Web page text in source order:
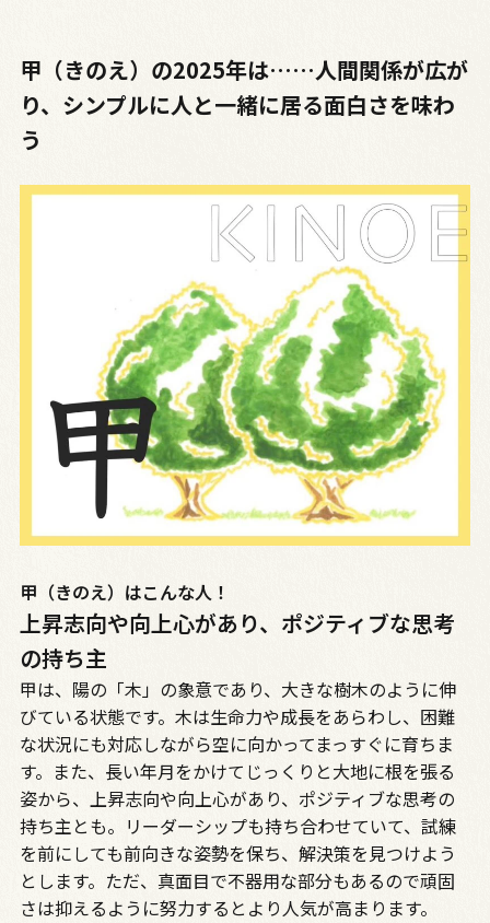
甲（きのえ）の2025年は……人間関係が広が
り、シンプルに人と一緒に居る面白さを味わ
う
甲（きのえ）はこんな人！
上昇志向や向上心があり、ポジティブな思考
の持ち主
甲は、陽の「木」の象意であり、大きな樹木のように伸
びている状態です。木は生命力や成長をあらわし、困難
な状況にも対応しながら空に向かってまっすぐに育ちま
す。また、長い年月をかけてじっくりと大地に根を張る
姿から、上昇志向や向上心があり、ポジティブな思考の
持ち主とも。リーダーシップも持ち合わせていて、試練
を前にしても前向きな姿勢を保ち、解決策を見つけよう
とします。ただ、真面目で不器用な部分もあるので頑固
さは抑えるように努力するとより人気が高まります。